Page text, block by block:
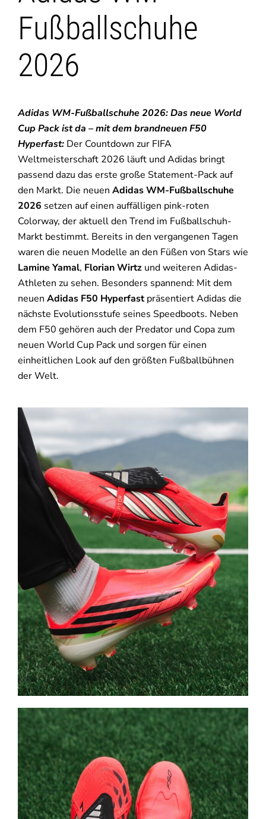
Fußballschuhe
2026
Adidas WM-Fußballschuhe 2026: Das neue World
Cup Pack ist da – mit dem brandneuen F50
Hyperfast: Der Countdown zur FIFA
Weltmeisterschaft 2026 läuft und Adidas bringt
passend dazu das erste große Statement-Pack auf
den Markt. Die neuen Adidas WM-Fußballschuhe
2026 setzen auf einen auffälligen pink-roten
Colorway, der aktuell den Trend im Fußballschuh-
Markt bestimmt. Bereits in den vergangenen Tagen
waren die neuen Modelle an den Füßen von Stars wie
Lamine Yamal, Florian Wirtzund weiteren Adidas-
Athleten zu sehen. Besonders spannend: Mit dem
neuen Adidas F50 Hyperfastpräsentiert Adidas die
nächste Evolutionsstufe seines Speedboots. Neben
dem F50 gehören auch der Predator und Copa zum
neuen World Cup Pack und sorgen für einen
einheitlichen Look auf den größten Fußballbühnen
der Welt.